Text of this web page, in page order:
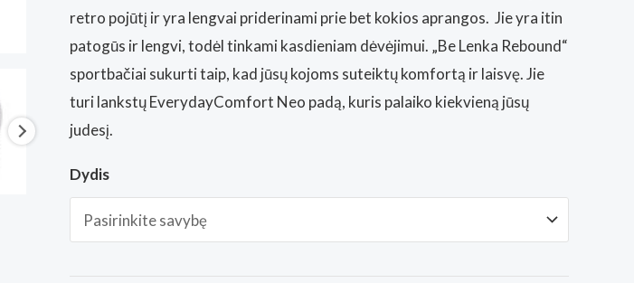
retro pojūtį ir yra lengvai priderinami prie bet kokios aprangos. Jie yra itin
patogūs ir lengvi, todėl tinkami kasdieniam dėvėjimui. „Be Lenka Rebound“
sportbačiai sukurti taip, kad jūsų kojoms suteiktų komfortą ir laisvę. Jie
turi lankstų EverydayComfort Neo padą, kuris palaiko kiekvieną jūsų
judesį.
Dydis